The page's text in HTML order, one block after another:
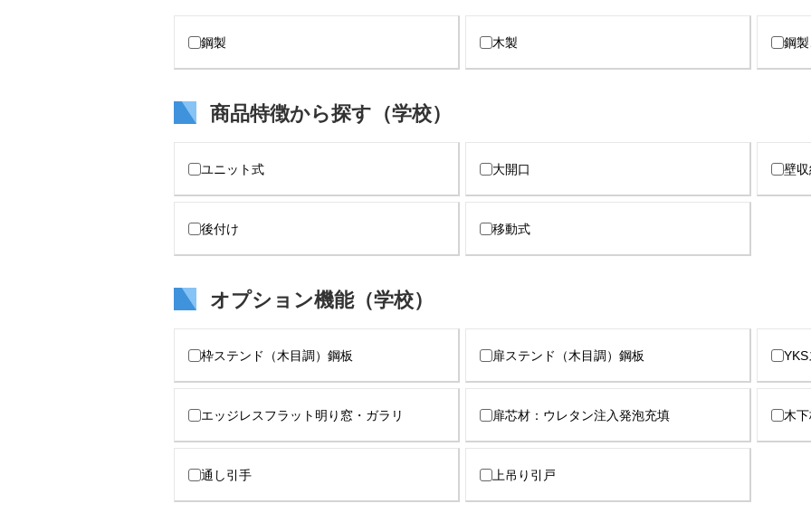
鋼製 木製 鋼
商品特徴から探す（学校）
ユニット式 大開口 壁
後付け 移動式
オプション機能（学校）
枠ステンド（木目調）鋼板 扉ステンド（木目調）鋼板
エッジレスフラット明り窓・ガラリ 扉芯材：ウレタン注入発泡充填 木
通し引手 上吊り引戸